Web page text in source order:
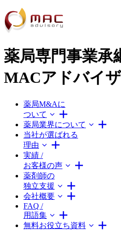
薬局専門事業承
MACアドバイ
薬局M&Aに
ついて
薬局業界について
当社が選ばれる
理由
実績 /
お客様の声
薬剤師の
独立支援
会社概要
FAQ /
用語集
無料お役立ち資料